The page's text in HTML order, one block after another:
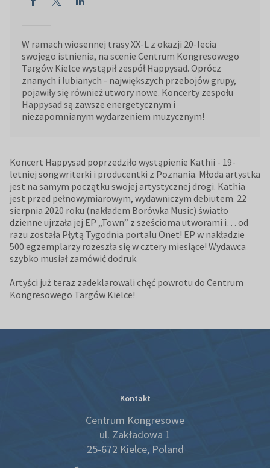
W ramach wiosennej trasy XX-L z okazji 20-lecia
swojego istnienia, na scenie Centrum Kongresowego
Targów Kielce wystąpił zespół Happysad. Oprócz
znanych i lubianych - największych przebojów grupy,
pojawiły się również utwory nowe. Koncerty zespołu
Happysad są zawsze energetycznym i
niezapomnianym wydarzeniem muzycznym!
Koncert Happysad poprzedziło wystąpienie Kathii - 19-
letniej songwriterki i producentki z Poznania. Młoda artystka
jest na samym początku swojej artystycznej drogi. Kathia
jest przed pełnowymiarowym, wydawniczym debiutem. 22
sierpnia 2020 roku (nakładem Borówka Music) światło
dzienne ujrzała jej EP „Town” z sześcioma utworami i… od
razu została Płytą Tygodnia portalu Onet! EP w nakładzie
500 egzemplarzy rozeszła się w cztery miesiące! Wydawca
szybko musiał zamówić dodruk.
Artyści już teraz zadeklarowali chęć powrotu do Centrum
Kongresowego Targów Kielce!
Kontakt
Centrum Kongresowe
ul. Zakładowa 1
25-672 Kielce, Poland